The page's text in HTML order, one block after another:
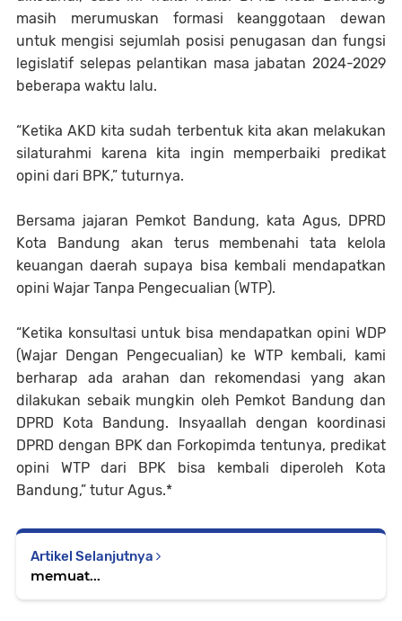
masih merumuskan formasi keanggotaan dewan
untuk mengisi sejumlah posisi penugasan dan fungsi
legislatif selepas pelantikan masa jabatan 2024-2029
beberapa waktu lalu.
“Ketika AKD kita sudah terbentuk kita akan melakukan
silaturahmi karena kita ingin memperbaiki predikat
opini dari BPK,” tuturnya.
Bersama jajaran Pemkot Bandung, kata Agus, DPRD
Kota Bandung akan terus membenahi tata kelola
keuangan daerah supaya bisa kembali mendapatkan
opini Wajar Tanpa Pengecualian (WTP).
“Ketika konsultasi untuk bisa mendapatkan opini WDP
(Wajar Dengan Pengecualian) ke WTP kembali, kami
berharap ada arahan dan rekomendasi yang akan
dilakukan sebaik mungkin oleh Pemkot Bandung dan
DPRD Kota Bandung. Insyaallah dengan koordinasi
DPRD dengan BPK dan Forkopimda tentunya, predikat
opini WTP dari BPK bisa kembali diperoleh Kota
Bandung,” tutur Agus.*
Artikel Selanjutnya
memuat...